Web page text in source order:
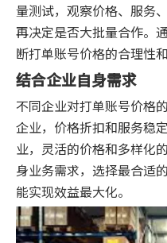
量测试，观察价格、服务
再决定是否大批量合作。
断打单账号价格的合理性
结合企业自身需求
不同企业对打单账号价格
企业，价格折扣和服务稳
业，灵活的价格和多样化
身业务需求，选择最合适
能实现效益最大化。